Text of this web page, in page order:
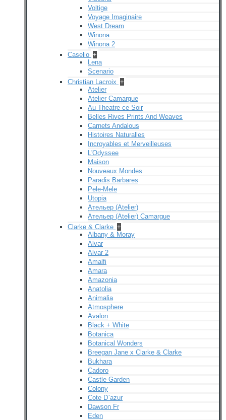
Voltige
Voyage Imaginaire
West Dream
Winona
Winona 2
Caselio +
Lena
Scenario
Christian Lacroix +
Atelier
Atelier Camargue
Au Theatre ce Soir
Belles Rives Prints And Weaves
Carnets Andalous
Histoires Naturalles
Incroyables et Merveilleuses
L'Odyssee
Maison
Nouveaux Mondes
Paradis Barbares
Pele-Mele
Utopia
Ательер (Atelier)
Ательер (Atelier) Camargue
Clarke & Clarke +
Albany & Moray
Alvar
Alvar 2
Amalfi
Amara
Amazonia
Anatolia
Animalia
Atmosphere
Avalon
Black + White
Botanica
Botanical Wonders
Breegan Jane x Clarke & Clarke
Bukhara
Cadoro
Castle Garden
Colony
Cote D`azur
Dawson Fr
Eden